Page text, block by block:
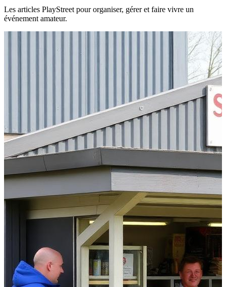
Les articles PlayStreet pour organiser, gérer et faire vivre un
événement amateur.